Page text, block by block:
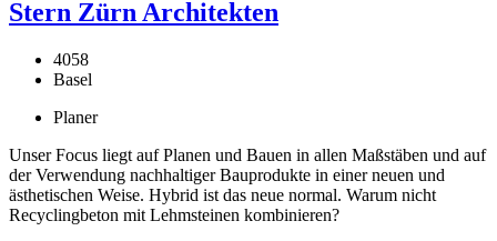
Stern Zürn Architekten
4058
Basel
Planer
Unser Focus liegt auf Planen und Bauen in allen Maßstäben und auf
der Verwendung nachhaltiger Bauprodukte in einer neuen und
ästhetischen Weise. Hybrid ist das neue normal. Warum nicht
Recyclingbeton mit Lehmsteinen kombinieren?